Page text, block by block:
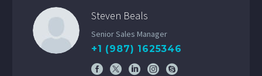
Steven Beals
Senior Sales Manager
+1 (987) 1625346